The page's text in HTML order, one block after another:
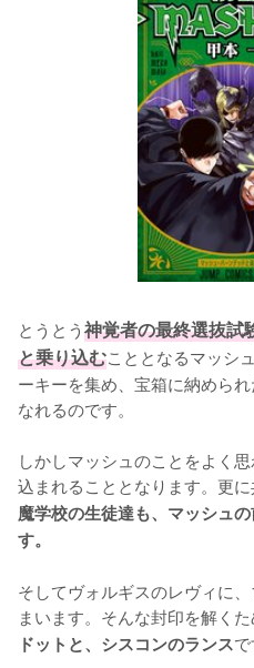
とうとう神覚者の最終選抜試
と乗り込むこととなるマッシ
ーキーを集め、宝箱に納めら
なれるのです。
しかしマッシュのことをよく
込まれることとなります。更
魔学校の生徒達も、マッシュ
す。
そしてヴォルギスのレヴィに
まいます。そんな封印を解くた
ドットと、シスコンのランスで